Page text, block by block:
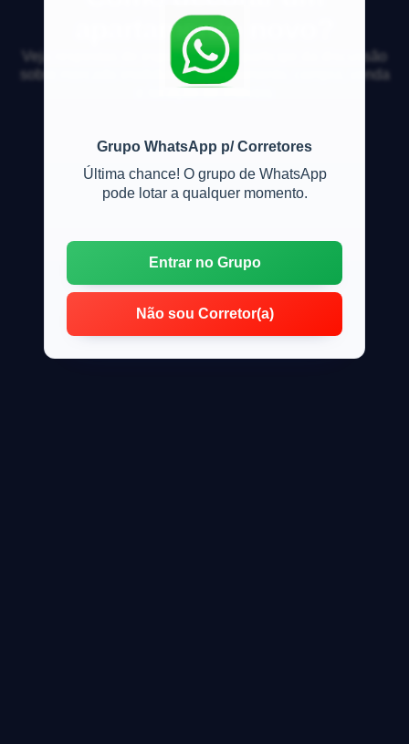
Grupo WhatsApp p/ Corretores
Última chance! O grupo de WhatsApp
pode lotar a qualquer momento.
Entrar no Grupo
Não sou Corretor(a)
apartamento novo?
Veja respostas de especialistas e participe da discussão
sobre mercado imobiliário, financiamento, compra, venda
e locação de imóveis